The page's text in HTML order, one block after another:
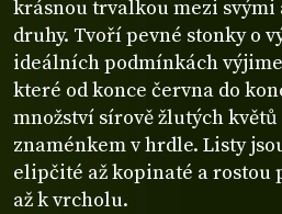
krásnou trvalkou mezi svými
druhy. Tvoří pevné stonky o
ideálních podmínkách
které od konce června do
množství sírově žlutých květů
znaménkem v hrdle. Listy
elipčité až kopinaté a rostou
až k vrcholu.